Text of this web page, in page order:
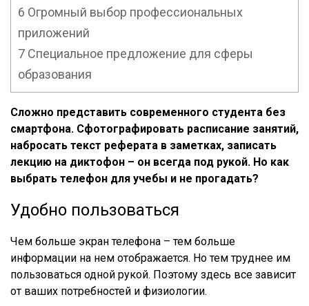
6 Огромный выбор профессиональных
приложений
7 Специальное предложение для сферы
образования
Сложно представить современного студента без
смартфона. Сфотографировать расписание занятий,
набросать текст реферата в заметках, записать
лекцию на диктофон – он всегда под рукой. Но как
выбрать телефон для учебы и не прогадать?
Удобно пользоваться
Чем больше экран телефона – тем больше
информации на нем отображается. Но тем труднее им
пользоваться одной рукой. Поэтому здесь все зависит
от ваших потребностей и физиологии.